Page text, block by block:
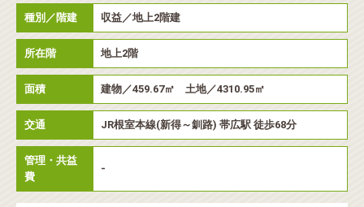
種別／階建 収益／地上2階建
所在階 地上2階
面積 建物／459.67㎡ 土地／4310.95㎡
交通 JR根室本線(新得～釧路) 帯広駅 徒歩68分
管理・共益
費
-